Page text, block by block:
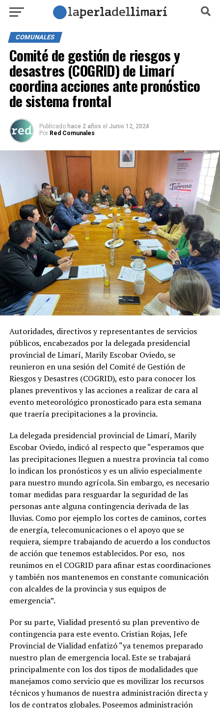
COMUNALES
Comité de gestión de riesgos y
desastres (COGRID) de Limarí
coordina acciones ante pronóstico
de sistema frontal
Publicado hace 2 años el Junio 12, 2024
Por Red Comunales
Autoridades, directivos y representantes de servicios
públicos, encabezados por la delegada presidencial
provincial de Limarí, Marily Escobar Oviedo, se
reunieron en una sesión del Comité de Gestión de
Riesgos y Desastres (COGRID), esto para conocer los
planes preventivos y las acciones a realizar de cara al
evento meteorológico pronosticado para esta semana
que traería precipitaciones a la provincia.
La delegada presidencial provincial de Limarí, Marily
Escobar Oviedo, indicó al respecto que “esperamos que
las precipitaciones lleguen a nuestra provincia tal como
lo indican los pronósticos y es un alivio especialmente
para nuestro mundo agrícola. Sin embargo, es necesario
tomar medidas para resguardar la seguridad de las
personas ante alguna contingencia derivada de las
lluvias. Como por ejemplo los cortes de caminos, cortes
de energía, telecomunicaciones o el apoyo que se
requiera, siempre trabajando de acuerdo a los conductos
de acción que tenemos establecidos. Por eso, nos
reunimos en el COGRID para afinar estas coordinaciones
y también nos mantenemos en constante comunicación
con alcaldes de la provincia y sus equipos de
emergencia”.
Por su parte, Vialidad presentó su plan preventivo de
contingencia para este evento. Cristian Rojas, Jefe
Provincial de Vialidad enfatizó “ya tenemos preparado
nuestro plan de emergencia local. Este se trabajará
principalmente con los dos tipos de modalidades que
manejamos como servicio que es movilizar los recursos
técnicos y humanos de nuestra administración directa y
los de contratos globales. Poseemos administración